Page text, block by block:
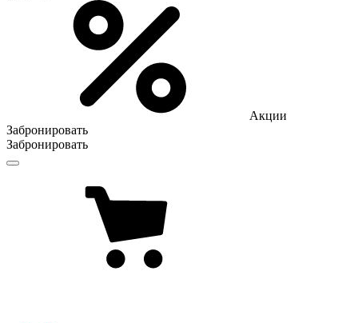
Акции
Забронировать
Забронировать